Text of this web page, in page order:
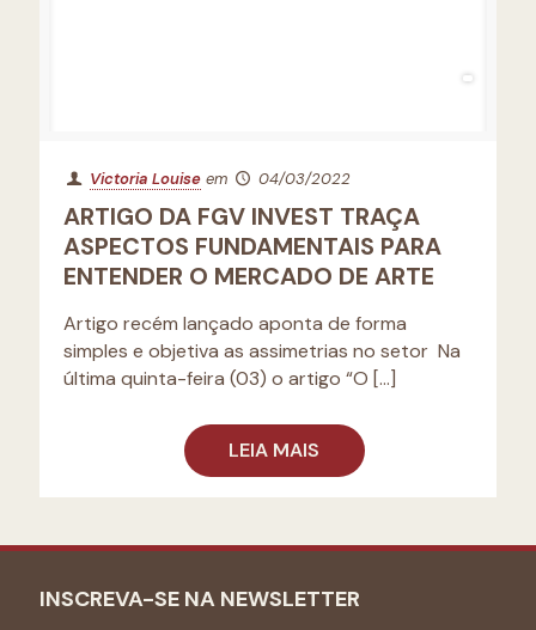
Victoria Louise em 04/03/2022
ARTIGO DA FGV INVEST TRAÇA
ASPECTOS FUNDAMENTAIS PARA
ENTENDER O MERCADO DE ARTE
Artigo recém lançado aponta de forma
simples e objetiva as assimetrias no setor Na
última quinta-feira (03) o artigo “O […]
LEIA MAIS
INSCREVA-SE NA NEWSLETTER